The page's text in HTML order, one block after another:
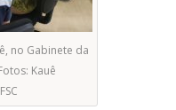
no Gabinete da
Kauê